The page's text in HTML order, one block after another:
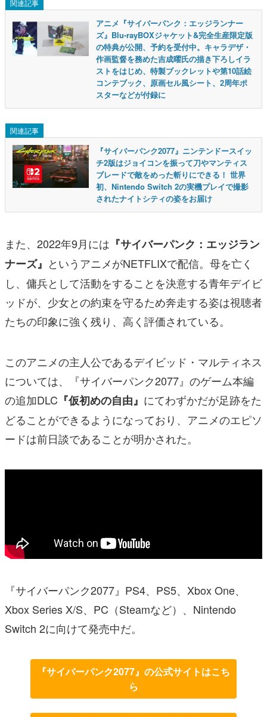
関連記事
アニメ『サイバーパンク：エッジランナー
ズ』Blu-rayBOXジャケット&完全生産限定版
の特典が公開、予約を受付中。キャラデザ・
作画監督を務めた吉成曜氏の描き下ろしイラ
ストをはじめ、特製ブックレットや第10話絵
コンテブック、原画セル風シート、2周年ポ
スターなどが付録に
関連記事
『サイバーパンク2077』ニンテンドースイッ
チ2版はジョイコンを振って刀やマンティス
ブレードで敵をめった斬りにできる！ 世界
初、Nintendo Switch 2の実機プレイで撮影
されたナイトシティの姿をお届け
また、2022年9月には 『サイバーパンク：エッジラン
ナーズ』 というアニメがNETFLIXで配信。母を亡く
し、傭兵として活動をすることを決意する青年デイビ
ッドが、少女との約束を守るため奔走する姿は視聴者
たちの印象に強く残り、高く評価されている。
このアニメの主人公であるデイビッド・マルティネス
については、『サイバーパンク2077』のゲーム本編
の追加DLC 『仮初めの自由』 にてわずかだが足跡をた
どることができるようになっており、アニメのエピソ
ードは前日談であることが明かされた。
『サイバーパンク2077』PS4、PS5、Xbox One、
Xbox Series X/S、PC（Steamなど）、Nintendo
Switch 2に向けて発売中だ。
『サイバーパンク2077』の公式サイトはこち
ら